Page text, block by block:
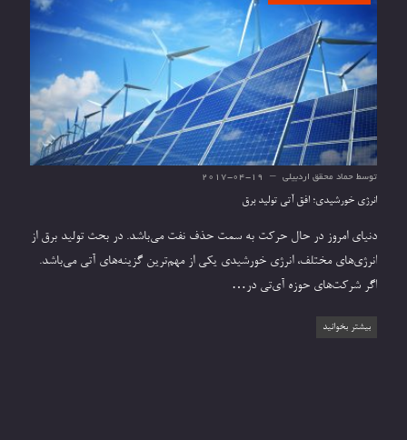
توسط حماد محقق اردبیلی 2017-04-19
انرژی خورشیدی؛ افق آتی تولید برق
دنیای امروز در حال حرکت به سمت حذف نفت می‌باشد. در بحث تولید برق از
انرژی‌های مختلف، انرژی خورشیدی یکی از مهم‌ترین گزینه‌های آتی می‌باشد.
اگر شرکت‌های حوزه آی‌تی در…
بیشتر بخوانید